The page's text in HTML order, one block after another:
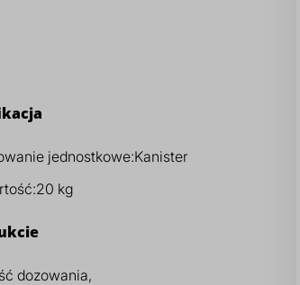
jednostkowe:Kanister
20 kg
dozowania,